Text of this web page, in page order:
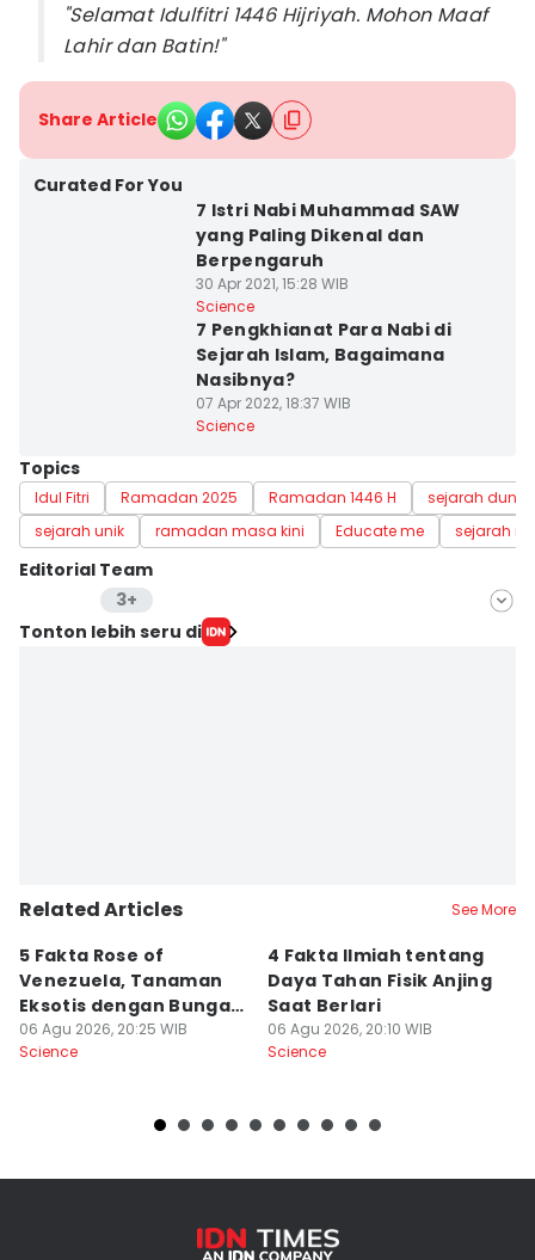
"Selamat Idulfitri 1446 Hijriyah. Mohon Maaf
Lahir dan Batin!"
Share Article
Curated For You
7 Istri Nabi Muhammad SAW
yang Paling Dikenal dan
Berpengaruh
30 Apr 2021, 15:28 WIB
Science
7 Pengkhianat Para Nabi di
Sejarah Islam, Bagaimana
Nasibnya?
07 Apr 2022, 18:37 WIB
Science
Topics
Idul Fitri Ramadan 2025 Ramadan 1446 H
sejarah dunia
sejarah unik
ramadan masa kini Educate me sejarah
Editorial Team
3+
Editor
Tonton lebih seru di
Related Articles See More
5 Fakta Rose of
Venezuela, Tanaman
Eksotis dengan Bunga
Merah Menyala
06 Agu 2026, 20:25 WIB
Science
4 Fakta Ilmiah tentang
Daya Tahan Fisik Anjing
Saat Berlari
06 Agu 2026, 20:10 WIB
Science